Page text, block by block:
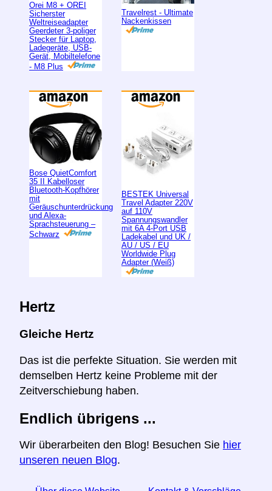
Orei M8 + OREI
Sicherster
Weltreiseadapter
Geerdeter 3-poliger
Stecker für Laptop,
Ladegeräte, USB-
Gerät, Mobiltelefone
- M8 Plus
Travelrest - Ultimate
Nackenkissen
Bose QuietComfort
35 II Kabelloser
Bluetooth-Kopfhörer
mit
Geräuschunterdrückung
und Alexa-
Sprachsteuerung –
Schwarz
BESTEK Universal
Travel Adapter 220V
auf 110V
Spannungswandler
mit 6A 4-Port USB
Ladekabel und UK /
AU / US / EU
Worldwide Plug
Adapter (Weiß)
Hertz
Gleiche Hertz
Das ist die perfekte Situation. Sie werden mit
demselben Hertz keine Probleme mit der
Zeitverschiebung haben.
Endlich übrigens ...
Wir überarbeiten den Blog! Besuchen Sie hier
unseren neuen Blog.